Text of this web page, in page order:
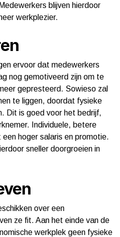
blijven hierdoor
werkplezier.
ervoor dat medewerkers
nog gemotiveerd zijn om te
gepresteerd. Sowieso zal
te liggen, doordat fysieke
Dit is goed voor het bedrijf,
Individuele, betere
hoger salaris en promotie.
sneller doorgroeien in
over een
ze fit. Aan het einde van de
werkplek geen fysieke